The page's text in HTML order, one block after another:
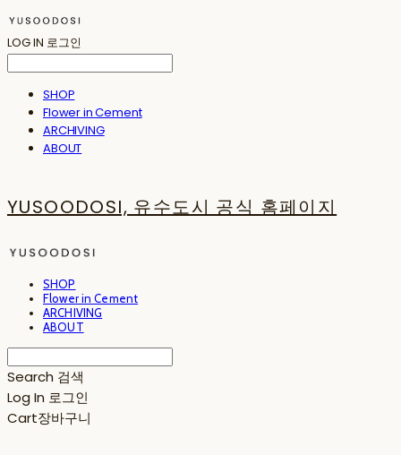
LOG IN 로그인
SHOP
Flower in Cement
ARCHIVING
ABOUT
YUSOODOSI, 유수도시 공식 홈페이지
SHOP
Flower in Cement
ARCHIVING
ABOUT
Search 검색
Log In 로그인
Cart장바구니